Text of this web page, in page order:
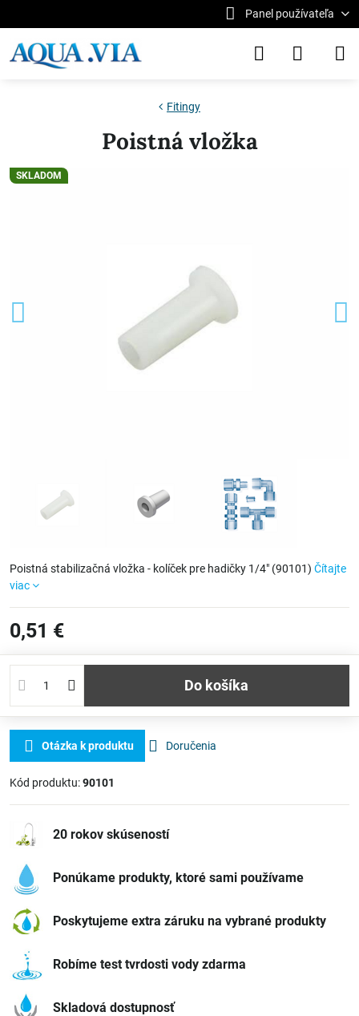
Panel používateľa
SKLADOM
Fitingy
Poistná vložka
Poistná stabilizačná vložka - kolíček pre hadičky 1/4" (90101) Čítajte
viac
0,51 €
Do košíka
Otázka k produktu Doručenia
Kód produktu:90101
20 rokov skúseností
Ponúkame produkty, ktoré sami používame
Poskytujeme extra záruku na vybrané produkty
Robíme test tvrdosti vody zdarma
Skladová dostupnosť